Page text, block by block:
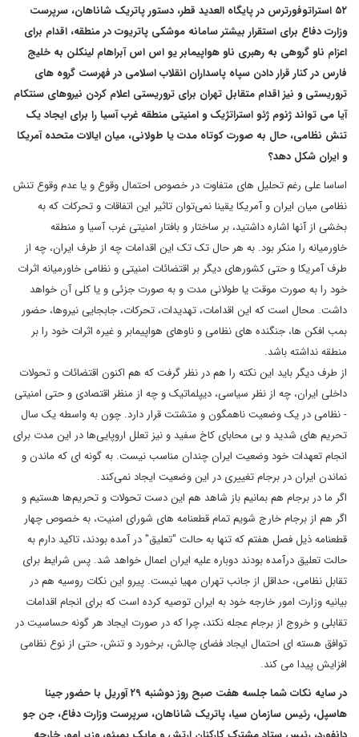
۵۲ استراتوفورترس در پایگاه العدید قطر، دستور پاتریک شاناهان، سرپرست
وزارت دفاع برای استقرار بیشتر سامانه موشکی پاتریوت در منطقه، اقدام برای
اعزام ناو گروهی به رهبری ناو هواپیمابر یو اس اس آبراهام لینکلن به خلیج
فارس در کنار قرار دادن سپاه پاسداران انقلاب اسلامی در فهرست گروه های
تروریستی و نیز اقدام متقابل تهران برای تروریستی اعلام کردن نیروهای سنتکام
آیا می تواند ژنوم ژئو استراتژیک و امنیتی منطقه غرب آسیا را برای ایجاد یک
تنش نظامی، حال به صورت کوتاه مدت یا طولانی، میان ایالات متحده آمریکا
و ایران شکل دهد؟
اساسا علی رغم تحلیل های متفاوت در خصوص احتمال وقوع و یا عدم وقوع تنش
نظامی میان ایران و آمریکا یقینا نمی‌توان تاثیر این اتفاقات و تحرکات که به
بخشی از آنها اشاره داشتید، بر ساختار و بافتار امنیتی غرب آسیا و منطقه
خاورمیانه را منکر بود. به هر حال تک تک این اقدامات چه از طرف ایران، چه از
طرف آمریکا و حتی کشورهای دیگر بر اقتضائات امنیتی و نظامی خاورمیانه اثرات
خود را به صورت موقت یا طولانی مدت و به صورت جزئی و یا کلی آن خواهد
داشت. محال است که این اقدامات، تهدیدات، تحرکات، جابجایی نیروها، حضور
بمب افکن ها، جنگنده های نظامی و ناوهای هواپیمابر و غیره اثرات خود را بر
منطقه نداشته باشد.
از طرف دیگر باید این نکته را هم در نظر گرفت که هم اکنون اقتضائات و تحولات
داخلی ایران، چه از نظر سیاسی، دیپلماتیک و چه از منظر اقتصادی و حتی امنیتی
- نظامی در یک وضعیت ناهمگون و متشتت قرار دارد. چون به واسطه یک سال
تحریم های شدید و بی محابای کاخ سفید و نیز تعلل اروپایی‌ها در این مدت برای
انجام تعهدات خود وضعیت ایران چندان مناسب نیست. به گونه ای که ماندن و
نماندن ایران در برجام تغییری در این وضعیت ایجاد نمی‌کند.
اگر ما در برجام هم بمانیم باز شاهد هم این دست تحولات و تحریم‌ها هستیم و
اگر هم از برجام خارج شویم تمام قطعنامه های شورای امنیت، به خصوص چهار
قطعنامه ذیل فصل هفتم که تنها به حالت "تعلیق" در آمده بودند، تاکید دارم به
حالت تعلیق درآمده بودند دوباره علیه ایران اعمال خواهد شد. پس شرایط برای
تقابل نظامی، حداقل از جانب تهران مهیا نیست. پیرو این نکات روسیه هم در
بیانیه وزارت امور خارجه خود به ایران توصیه کرده است که برای انجام اقدامات
تقابلی و خروج از برجام عجله نکند، چرا که در صورت ایجاد هر گونه حساسیت در
توافق هسته ای احتمال ایجاد فضای چالش، برخورد و تنش، حتی از نوع نظامی
افزایش پیدا می کند.
در سایه نکات شما جلسه هفت صبح روز دوشنبه ۲۹ آوریل با حضور جینا
هاسپل، رئیس سازمان سیا، پاتریک شاناهان، سرپرست وزارت دفاع، جن جو